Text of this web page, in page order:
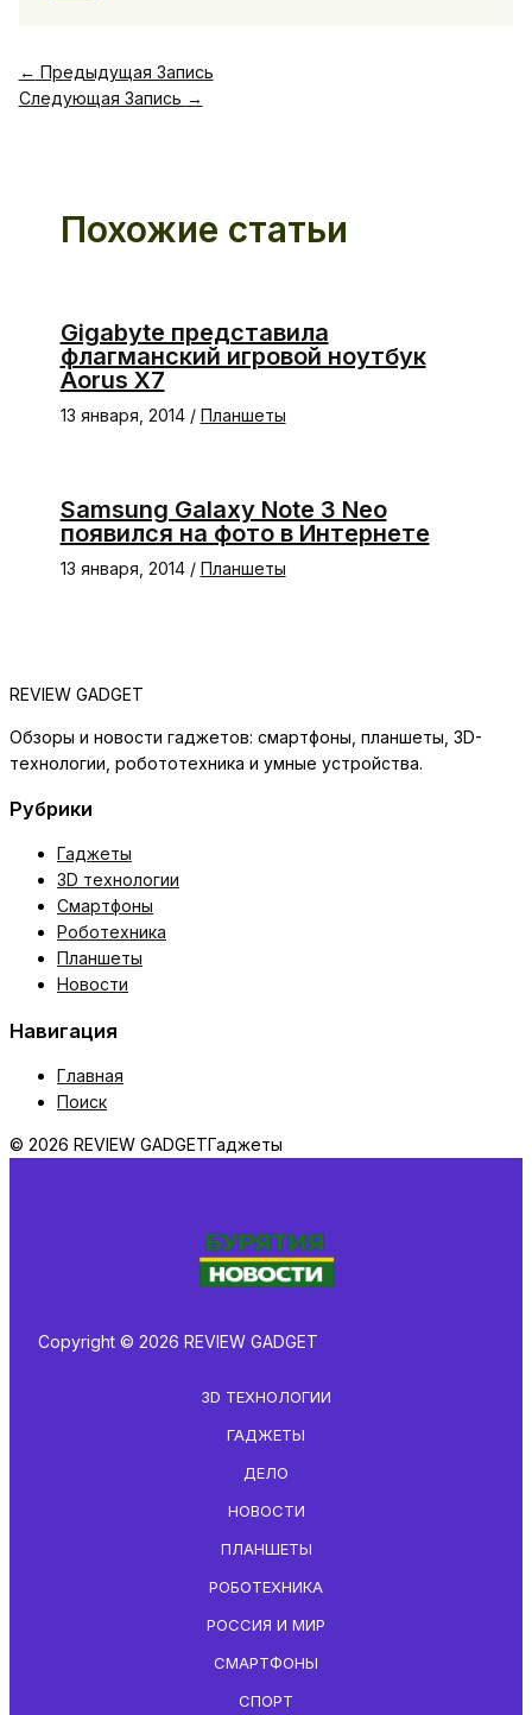
← Предыдущая Запись
Следующая Запись →
Похожие статьи
Gigabyte представила
флагманский игровой ноутбук
Aorus X7
13 января, 2014 / Планшеты
Samsung Galaxy Note 3 Neo
появился на фото в Интернете
13 января, 2014 / Планшеты
REVIEW GADGET
Обзоры и новости гаджетов: смартфоны, планшеты, 3D-
технологии, робототехника и умные устройства.
Рубрики
Гаджеты
3D технологии
Смартфоны
Роботехника
Планшеты
Новости
Навигация
Главная
Поиск
© 2026 REVIEW GADGETГаджеты
Copyright © 2026 REVIEW GADGET
3D ТЕХНОЛОГИИ
ГАДЖЕТЫ
ДЕЛО
НОВОСТИ
ПЛАНШЕТЫ
РОБОТЕХНИКА
РОССИЯ И МИР
СМАРТФОНЫ
СПОРТ